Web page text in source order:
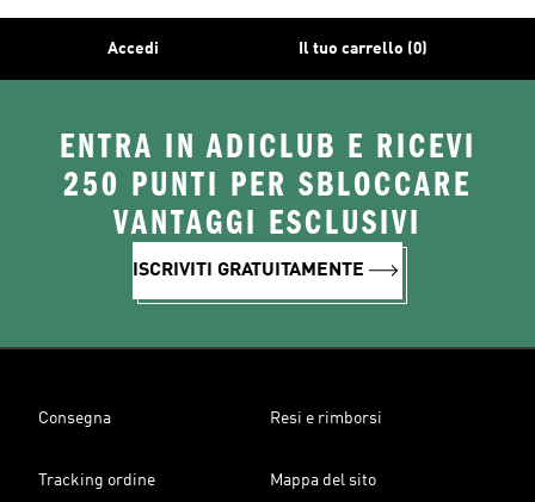
Accedi Il tuo carrello (0)
ENTRA IN ADICLUB E RICEVI
250 PUNTI PER SBLOCCARE
VANTAGGI ESCLUSIVI
ISCRIVITI GRATUITAMENTE
Consegna Resi e rimborsi
Tracking ordine Mappa del sito